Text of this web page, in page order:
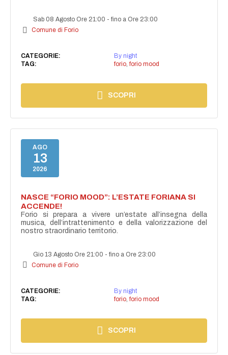
Sab 08 Agosto Ore 21:00 -fino a Ore 23:00
Comune di Forio
CATEGORIE:
By night
TAG:
forio, forio mood
SCOPRI
AGO
13
2026
NASCE “FORIO MOOD”: L’ESTATE FORIANA SI
ACCENDE!
Forio si prepara a vivere un’estate all’insegna della
musica, dell’intrattenimento e della valorizzazione del
nostro straordinario territorio.
Gio 13 Agosto Ore 21:00 -fino a Ore 23:00
Comune di Forio
CATEGORIE:
By night
TAG:
forio, forio mood
SCOPRI